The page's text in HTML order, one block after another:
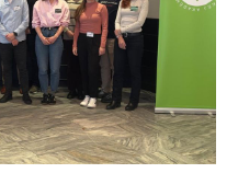
v
r
a
c